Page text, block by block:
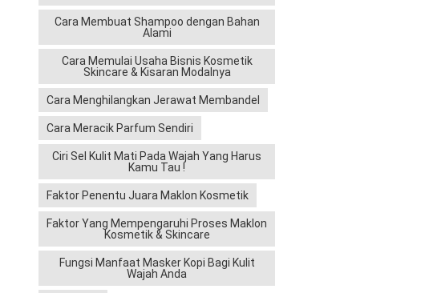
Cara Membuat Shampoo dengan Bahan
Alami
Cara Memulai Usaha Bisnis Kosmetik
Skincare & Kisaran Modalnya
Cara Menghilangkan Jerawat Membandel
Cara Meracik Parfum Sendiri
Ciri Sel Kulit Mati Pada Wajah Yang Harus
Kamu Tau !
Faktor Penentu Juara Maklon Kosmetik
Faktor Yang Mempengaruhi Proses Maklon
Kosmetik & Skincare
Fungsi Manfaat Masker Kopi Bagi Kulit
Wajah Anda